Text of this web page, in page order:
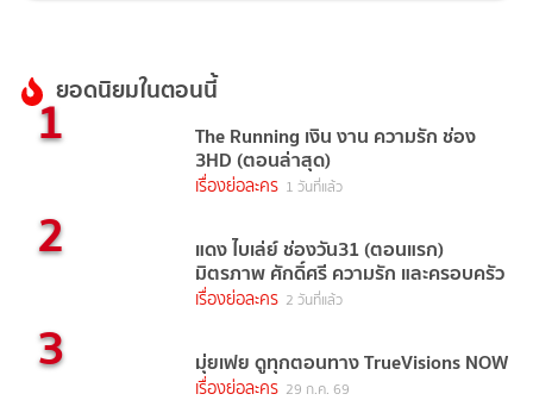
ยอดนิยมในตอนนี้
1 The Running เงิน งาน ความรัก ช่อง
3HD (ตอนล่าสุด)
เรื่องย่อละคร 1 วันที่แล้ว
2 แดง ไบเล่ย์ ช่องวัน31 (ตอนแรก)
มิตรภาพ ศักดิ์ศรี ความรัก และครอบครัว
เรื่องย่อละคร 2 วันที่แล้ว
3 มุ่ยเฟย ดูทุกตอนทาง TrueVisions NOW
เรื่องย่อละคร 29 ก.ค. 69